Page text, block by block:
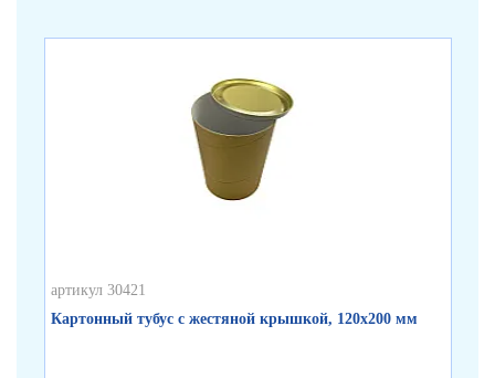
артикул 30421
Картонный тубус с жестяной крышкой, 120х200 мм